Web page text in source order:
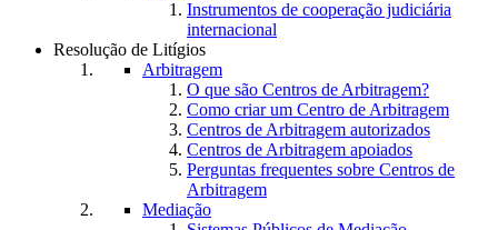
Instrumentos de cooperação judiciária
internacional
Resolução de Litígios
Arbitragem
O que são Centros de Arbitragem?
Como criar um Centro de Arbitragem
Centros de Arbitragem autorizados
Centros de Arbitragem apoiados
Perguntas frequentes sobre Centros de
Arbitragem
Mediação